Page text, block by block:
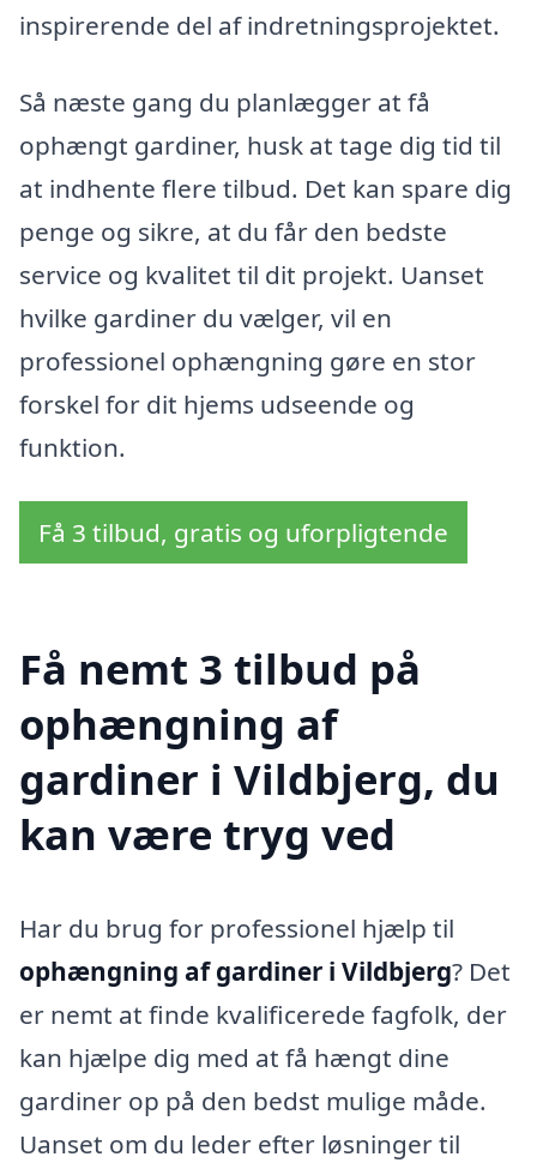
inspirerende del af indretningsprojektet.
Så næste gang du planlægger at få
ophængt gardiner, husk at tage dig tid til
at indhente flere tilbud. Det kan spare dig
penge og sikre, at du får den bedste
service og kvalitet til dit projekt. Uanset
hvilke gardiner du vælger, vil en
professionel ophængning gøre en stor
forskel for dit hjems udseende og
funktion.
Få 3 tilbud, gratis og uforpligtende
Få nemt 3 tilbud på
ophængning af
gardiner i Vildbjerg, du
kan være tryg ved
Har du brug for professionel hjælp til
ophængning af gardiner i Vildbjerg? Det
er nemt at finde kvalificerede fagfolk, der
kan hjælpe dig med at få hængt dine
gardiner op på den bedst mulige måde.
Uanset om du leder efter løsninger til